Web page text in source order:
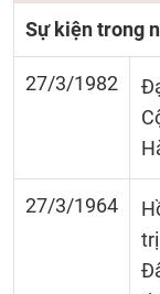
Sự kiện trong
27/3/1982
27/3/1964